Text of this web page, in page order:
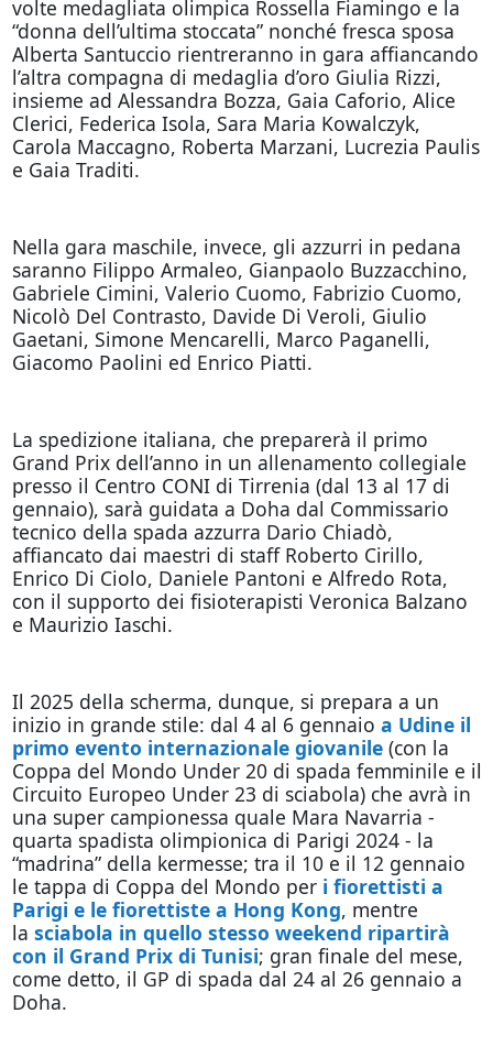
volte medagliata olimpica Rossella Fiamingo e la
“donna dell’ultima stoccata” nonché fresca sposa
Alberta Santuccio rientreranno in gara affiancando
l’altra compagna di medaglia d’oro Giulia Rizzi,
insieme ad Alessandra Bozza, Gaia Caforio, Alice
Clerici, Federica Isola, Sara Maria Kowalczyk,
Carola Maccagno, Roberta Marzani, Lucrezia Paulis
e Gaia Traditi.
Nella gara maschile, invece, gli azzurri in pedana
saranno Filippo Armaleo, Gianpaolo Buzzacchino,
Gabriele Cimini, Valerio Cuomo, Fabrizio Cuomo,
Nicolò Del Contrasto, Davide Di Veroli, Giulio
Gaetani, Simone Mencarelli, Marco Paganelli,
Giacomo Paolini ed Enrico Piatti.
La spedizione italiana, che preparerà il primo
Grand Prix dell’anno in un allenamento collegiale
presso il Centro CONI di Tirrenia (dal 13 al 17 di
gennaio), sarà guidata a Doha dal Commissario
tecnico della spada azzurra Dario Chiadò,
affiancato dai maestri di staff Roberto Cirillo,
Enrico Di Ciolo, Daniele Pantoni e Alfredo Rota,
con il supporto dei fisioterapisti Veronica Balzano
e Maurizio Iaschi.
Il 2025 della scherma, dunque, si prepara a un
inizio in grande stile: dal 4 al 6 gennaio a Udine il
primo evento internazionale giovanile(con la
Coppa del Mondo Under 20 di spada femminile e il
Circuito Europeo Under 23 di sciabola) che avrà in
una super campionessa quale Mara Navarria -
quarta spadista olimpionica di Parigi 2024 - la
“madrina” della kermesse; tra il 10 e il 12 gennaio
le tappa di Coppa del Mondo per i fiorettisti a
Parigi e le fiorettiste a Hong Kong, mentre
la sciabola in quello stesso weekend ripartirà
con il Grand Prix di Tunisi; gran finale del mese,
come detto, il GP di spada dal 24 al 26 gennaio a
Doha.